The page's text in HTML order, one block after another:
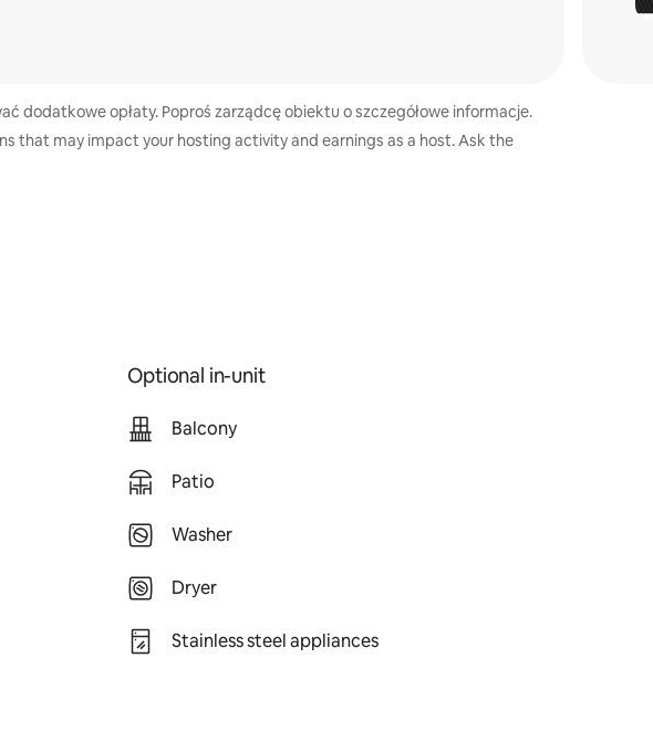
dodatkowe opłaty. Poproś zarządcę obiektu o szczegółowe informacje.
that may impact your hosting activity and earnings as a host. Ask the
Optional in-unit
Balcony
Patio
Washer
Dryer
Stainless steel appliances